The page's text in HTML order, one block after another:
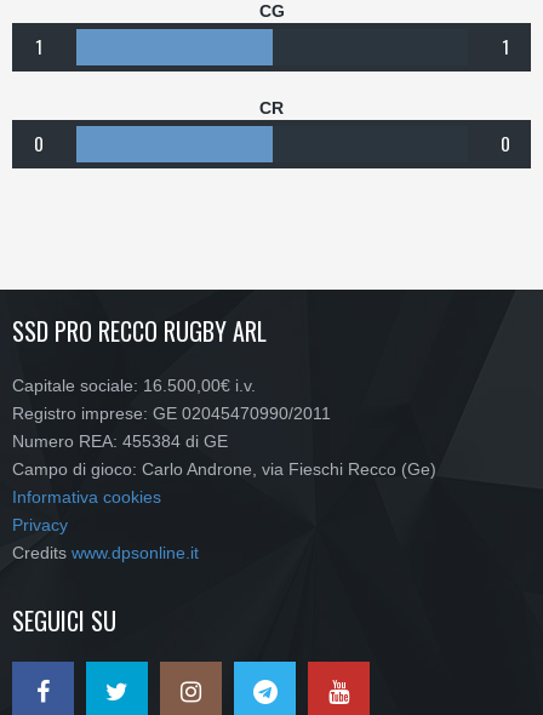
CG
1 1
CR
0 0
SSD PRO RECCO RUGBY ARL
Capitale sociale: 16.500,00€ i.v.
Registro imprese: GE 02045470990/2011
Numero REA: 455384 di GE
Campo di gioco: Carlo Androne, via Fieschi Recco (Ge)
Informativa cookies
Privacy
Credits www.dpsonline.it
SEGUICI SU